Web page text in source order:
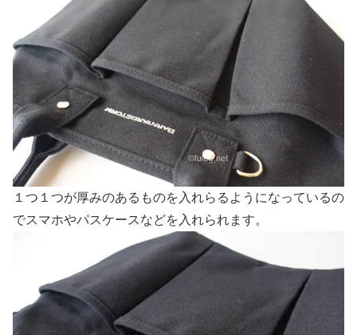
１つ１つが厚みのあるものを入れらるようになっているの
でスマホやパスケースなどを入れられます。